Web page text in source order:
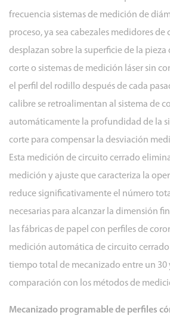
frecuencia sistemas de medición de
proceso, ya sea cabezales medidores de
desplazan sobre la superficie de la pieza
corte o sistemas de medición láser sin
el perfil del rodillo después de cada
calibre se retroalimentan al sistema de
automáticamente la profundidad de la
corte para compensar la desviación
Esta medición de circuito cerrado
medición y ajuste que caracteriza la
reduce significativamente el número
necesarias para alcanzar la dimensión
las fábricas de papel con perfiles de
medición automática de circuito cerrado
tiempo total de mecanizado entre un 30
comparación con los métodos de
Mecanizado programable de perfiles